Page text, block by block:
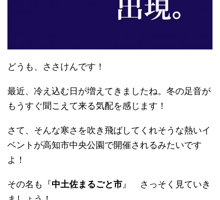
どうも、ささけんです！
最近、冷え込む日が増えてきましたね。冬の足音が
もうすぐ聞こえて来る気配を感じます！
さて、そんな寒さを吹き飛ばしてくれそうな熱いイ
ベントが高知市中央公園で開催されるみたいです
よ！
その名も『中土佐まるごと市 』 さっそく見ていき